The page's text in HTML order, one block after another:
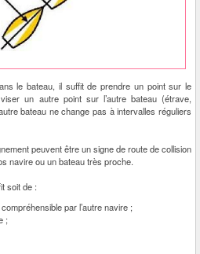
le bateau, il suffit de prendre un point sur le
un autre point sur l’autre bateau (étrave,
bateau ne change pas à intervalles réguliers
peuvent être un signe de route de collision
navire ou un bateau très proche.
soit de :
par l’autre navire ;
;